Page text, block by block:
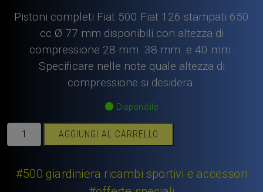
prezzo
originale
era:
450,00€.
prezzo
attuale
è:
329,00€.
Pistoni completi Fiat 500 Fiat 126 stampati 650
cc.Ø 77 mm disponibili con altezza di
compressione 28 mm. 38 mm. e 40 mm.
Specificare nelle note quale altezza di
compressione si desidera.
Disponibile
Pistoni
Fiat
Fiat
AGGIUNGI AL CARRELLO
#500 giardiniera ricambi sportivi e accessori